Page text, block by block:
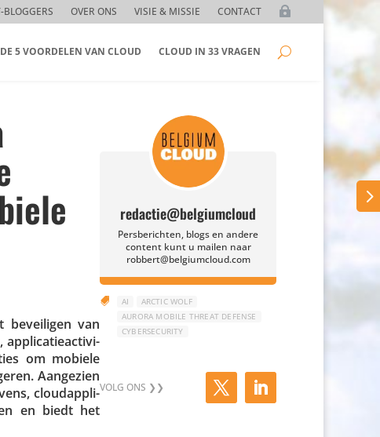
BLOGGERS OVER ONS VISIE & MISSIE CONTACT
DE 5 VOORDELEN VAN CLOUD CLOUD IN 33 VRAGEN
bevei­ligen van
appli­ca­tie­ac­ti­vi­
om mobiele
Aangezien
cloud­ap­pli­
en biedt het
redactie@belgiumcloud
Persberichten, blogs en andere
content kunt u mailen naar
robbert@belgiumcloud.com
 AI
ARCTIC WOLF
AURORA MOBILE THREAT DEFENSE
CYBERSECURITY